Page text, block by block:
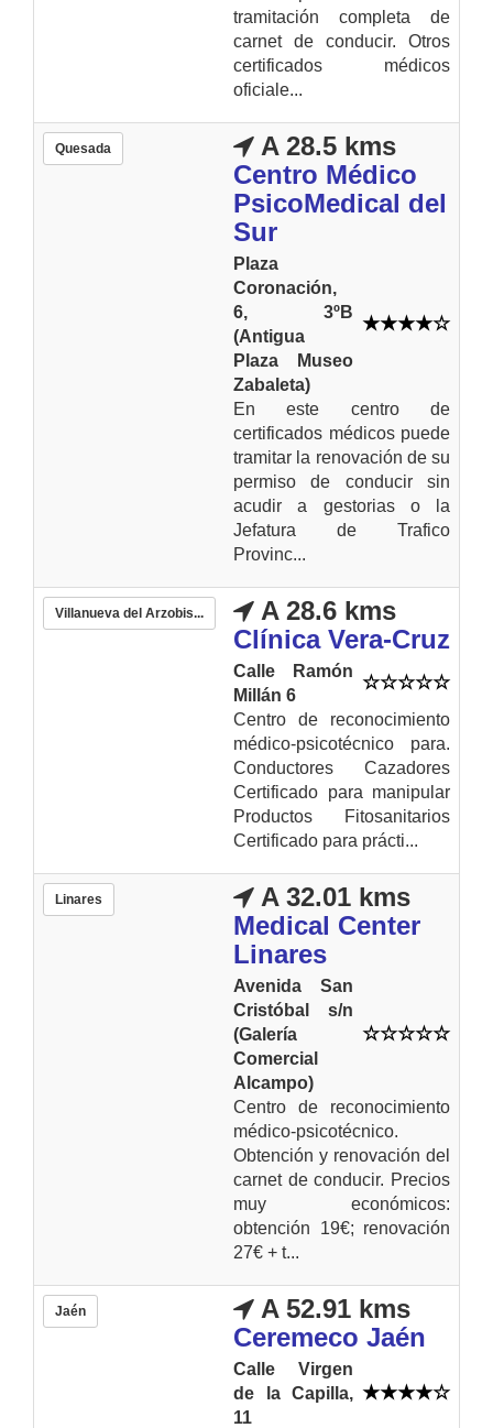
tramitación completa de
carnet de conducir. Otros
certificados médicos
oficiale...
Quesada
A 28.5 kms
Centro Médico
PsicoMedical del
Sur
Plaza
Coronación,
6, 3ºB
(Antigua
Plaza Museo
Zabaleta)
En este centro de
certificados médicos puede
tramitar la renovación de su
permiso de conducir sin
acudir a gestorias o la
Jefatura de Trafico
Provinc...
Villanueva del Arzobis...
A 28.6 kms
Clínica Vera-Cruz
Calle Ramón
Millán 6
Centro de reconocimiento
médico-psicotécnico para.
Conductores Cazadores
Certificado para manipular
Productos Fitosanitarios
Certificado para prácti...
Linares
A 32.01 kms
Medical Center
Linares
Avenida San
Cristóbal s/n
(Galería
Comercial
Alcampo)
Centro de reconocimiento
médico-psicotécnico.
Obtención y renovación del
carnet de conducir. Precios
muy económicos:
obtención 19€; renovación
27€ + t...
Jaén
A 52.91 kms
Ceremeco Jaén
Calle Virgen
de la Capilla,
11